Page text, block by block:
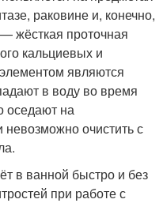
раковине и, конечно,
жёсткая проточная
кальциевых и
являются
в воду во время
оседают на
невозможно очистить с
в ванной быстро и без
при работе с